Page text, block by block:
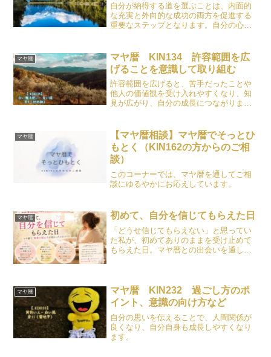
自分が納得する道を選ぶことは、内面的
な充実と外向的な成功の両方を促進する
重要なステップとなります。自分の心の
マヤ暦
マヤ暦 KIN134 許容範囲を広
げることを意識して取り組む
許容範囲を広げると、苦手だったことや
他人の価値観を受け入れやすくなり、知
見が広がり、自分の成長につながりま
マヤ暦
【マヤ暦相談】マヤ暦でそっとひ
もとく（KIN162の方からのご相
談）
このコーナーでは、マヤ暦を通してご相
談にゆるやかにお応えしています。
マヤ暦 初めて、自分を信じてもらえた日
「どうせ信じてもらえない」と思ってい
た私が、初めてありのままを受け止めて
もらえた日。マヤ暦との出会いを通し
マヤ暦
マヤ暦 KIN232 過ごし方のポ
イント、意識の向け方など
自分の思いを伝えることで、人間関係が
良くなり、自分自身も成長しやすくなり
ます。